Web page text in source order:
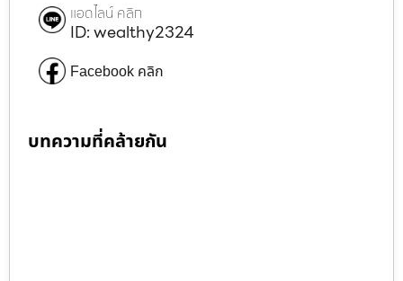
แอดไลน์ คลิก
ID: wealthy2324
Facebook คลิก
บทความที่คล้ายกัน